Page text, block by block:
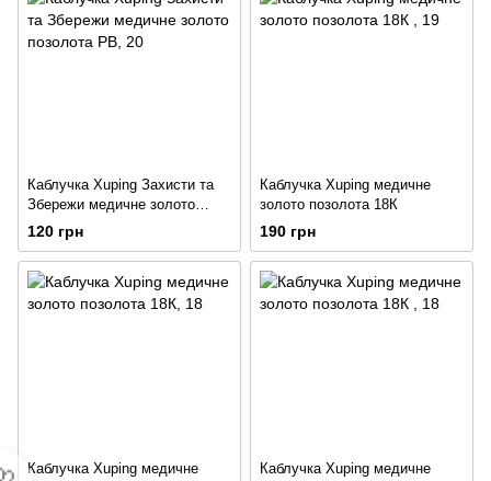
Каблучка Xuping Захисти та
Збережи медичне золото
позолота РВ
120 грн
Каблучка Xuping медичне
золото позолота 18К
190 грн
Каблучка Xuping медичне
Каблучка Xuping медичне